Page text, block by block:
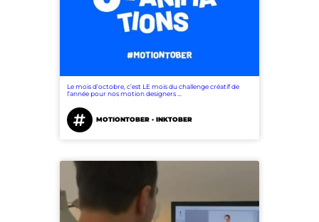
Le mois d’octobre, c’est LE mois du challenge créatif de
l’année pour nos motion designers …
MOTIONTOBER · INKTOBER